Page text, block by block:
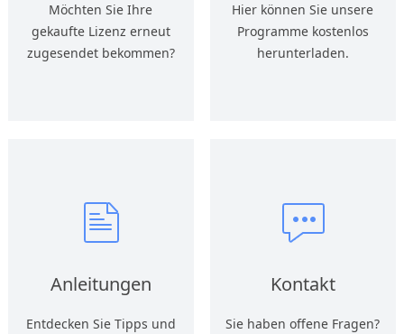
Möchten Sie Ihre
gekaufte Lizenz erneut
zugesendet bekommen?
Hier können Sie unsere
Programme kostenlos
herunterladen.
Anleitungen
Entdecken Sie Tipps und
Kontakt
Sie haben offene Fragen?